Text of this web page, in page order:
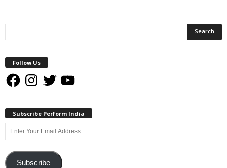
Follow Us
FacebookInstagram
Twitter YouTube
Subscribe Perform India
Enter
Your
Email
AddressSubscribe